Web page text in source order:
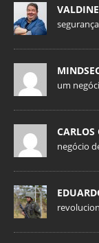
segurança
um
CARLOS
negócio